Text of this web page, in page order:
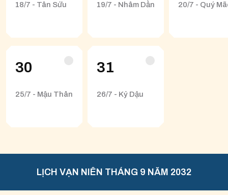
18/7 - Tân Sửu 19/7 - Nhâm Dần 20/7 - Quý
30
25/7 - Mậu Thân
31
26/7 - Kỷ Dậu
LỊCH VẠN NIÊN THÁNG 9 NĂM 2032